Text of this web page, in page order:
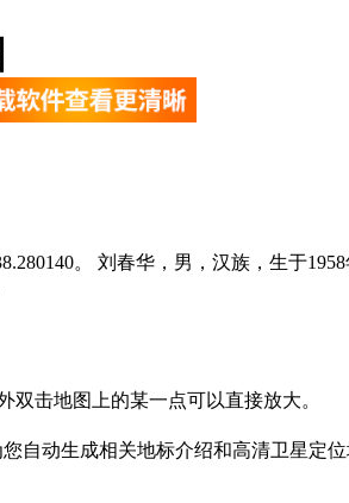
。 刘春华，男，汉族，生于
击地图上的某一点可以直接放大。
自动生成相关地标介绍和高清卫星定位